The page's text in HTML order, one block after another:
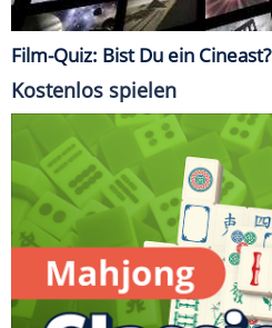
Film-Quiz: Bist Du ein Cineast?
Kostenlos spielen